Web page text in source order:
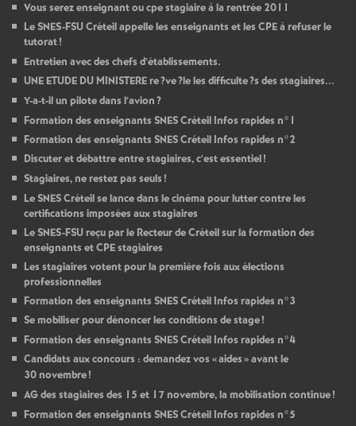
Vous serez enseignant ou cpe stagiaire à la rentrée 2011
LeSNES-FSUCréteil appelle les enseignants et les CPEà refuser le
tutorat!
Entretien avec des chefs d’établissements.
UNEETUDE DUMINISTEREre?ve?le les difficulte?s des stagiaires...
Y-a-t-il un pilote dans l’avion?
Formation des enseignants SNESCréteil Infos rapides n°1
Formation des enseignants SNESCréteil Infos rapides n°2
Discuter et débattre entre stagiaires, c’est essentiel!
Stagiaires, ne restez pas seuls !
LeSNESCréteil se lance dans le cinéma pour lutter contre les
certifications imposées aux stagiaires
LeSNES-FSUreçu par le Recteur de Créteil sur la formation des
enseignants etCPEstagiaires
Les stagiaires votent pour la première fois aux élections
professionnelles
Formation des enseignants SNESCréteil Infos rapides n°3
Se mobiliser pour dénoncer les conditions de stage!
Formation des enseignants SNESCréteil Infos rapides n°4
Candidats aux concours : demandez vos «aides» avant le
30 novembre!
AGdes stagiaires des 15 et 17 novembre, la mobilisation continue!
Formation des enseignants SNESCréteil Infos rapides n°5